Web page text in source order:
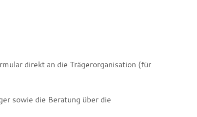
direkt an die Trägerorganisation (für
sowie die Beratung über die